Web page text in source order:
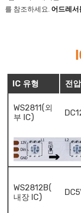
를 참조하세요. 어드레서
IC 유형 전압
WS2811(외
부 IC)
WS2812B(
내장 IC)